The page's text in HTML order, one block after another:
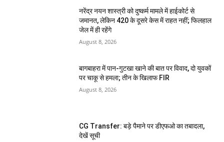
नरेंद्र नयन शास्त्री को दुष्कर्म मामले में हाईकोर्ट से
जमानत, लेकिन 420 के दूसरे केस में राहत नहीं; फिलहाल
जेल में ही रहेंगे
August 8, 2026
बागबाहरा में पान-गुटखा खाने की बात पर विवाद, दो युवकों
पर चाकू से हमला; तीन के खिलाफ FIR
August 8, 2026
CG Transfer: बड़े पैमाने पर डीएफओ का तबादला,
देखें सूची